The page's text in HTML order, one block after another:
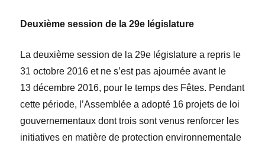
Deuxième session de la 29e législature
La deuxième session de la 29e législature a repris le
31 octobre 2016 et ne s’est pas ajournée avant le
13 décembre 2016, pour le temps des Fêtes. Pendant
cette période, l’Assemblée a adopté 16 projets de loi
gouvernementaux dont trois sont venus renforcer les
initiatives en matière de protection environnementale